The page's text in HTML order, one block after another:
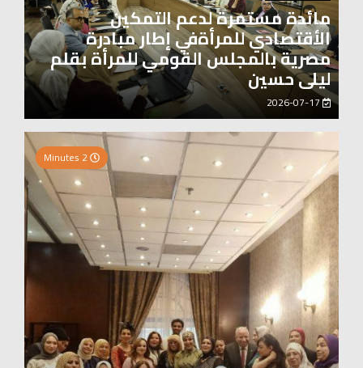
مائدة مستمرة لدعم التمكين
الأقتصادي للمرأةفي إطار مبادرة
مصرية بالمجلس القومي للمرأة بقلم
ليلى حسين
2026-07-17